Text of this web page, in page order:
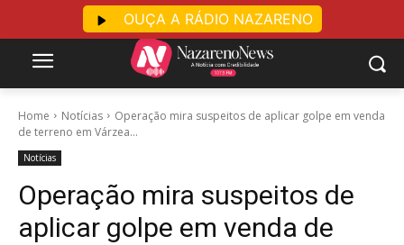
Home Notícias
Operação mira suspeitos de aplicar golpe em venda
de terreno em Várzea...
Notícias
Operação mira suspeitos de
aplicar golpe em venda de
OUÇA A RÁDIO NAZARENO